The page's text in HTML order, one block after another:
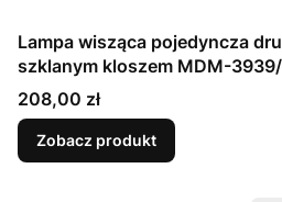
Lampa wisząca pojedyncza
szklanym kloszem MDM-
Cena
208,00 zł
Zobacz produkt